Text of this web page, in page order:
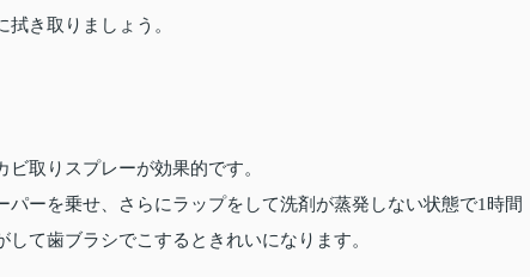
き取りましょう。
取りスプレーが効果的です。
ーを乗せ、さらにラップをして洗剤が蒸発しない状態で1時間
て歯ブラシでこするときれいになります。